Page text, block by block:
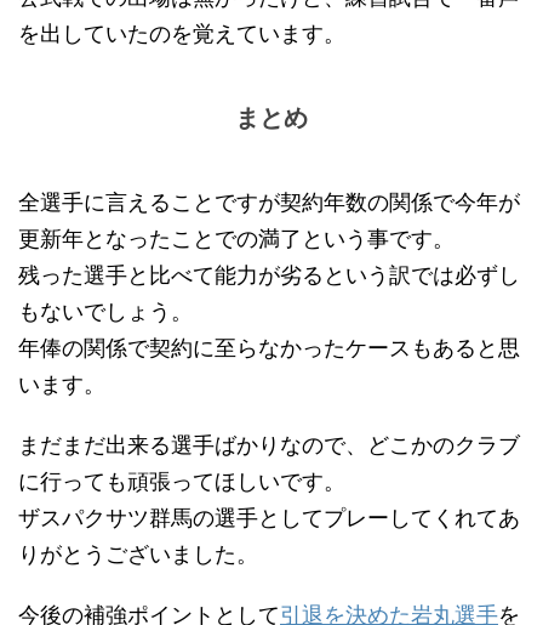
を出していたのを覚えています。
まとめ
全選手に言えることですが契約年数の関係で今年が
更新年となったことでの満了という事です。
残った選手と比べて能力が劣るという訳では必ずし
もないでしょう。
年俸の関係で契約に至らなかったケースもあると思
います。
まだまだ出来る選手ばかりなので、どこかのクラブ
に行っても頑張ってほしいです。
ザスパクサツ群馬の選手としてプレーしてくれてあ
りがとうございました。
今後の補強ポイントとして引退を決めた岩丸選手を